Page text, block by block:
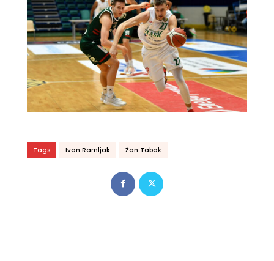
Tags Ivan Ramljak Žan Tabak